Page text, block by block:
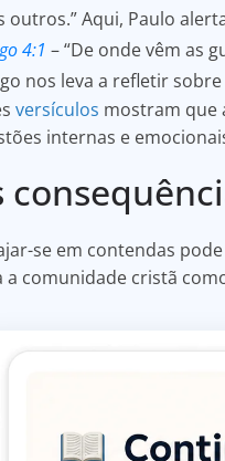
outros.” Aqui, Paulo
4:1 – “De onde vêm as
nos leva a refletir
versículos mostram que
internas e
se em contendas
a comunidade cristã